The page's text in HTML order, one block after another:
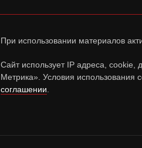
При использовании материалов
Сайт использует IP адреса, cookie,
Метрика». Условия использования
соглашении